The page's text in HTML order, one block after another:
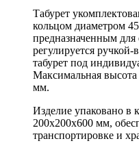
Табурет
кольцом диаметром
предназначенным
регулируется ручкой-
табурет под
Максимальная высота
мм.
Изделие упаковано в
200x200x600 мм,
транспортировке и